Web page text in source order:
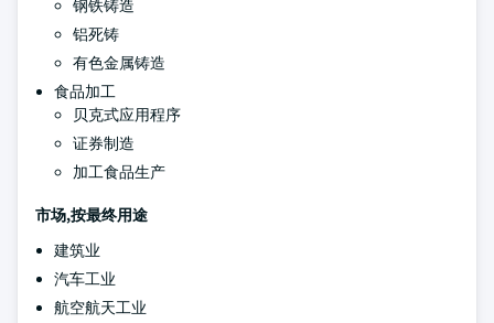
钢铁铸造
铝死铸
有色金属铸造
食品加工
贝克式应用程序
证券制造
加工食品生产
市场,按最终用途
建筑业
汽车工业
航空航天工业